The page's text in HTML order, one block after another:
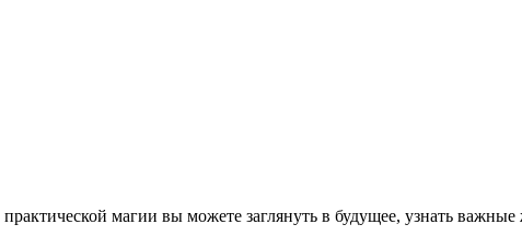
магии вы можете заглянуть в будущее, узнать